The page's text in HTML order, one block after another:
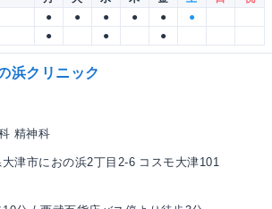
● ● ● ● ●
●
● ● ●
浜クリニック
精神科
津市におの浜2丁目2-6 コスモ大津101